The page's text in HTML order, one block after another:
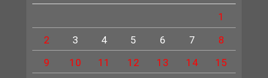
1
2
3 4 5 6 7
8
9
10 11 12 13 14
15